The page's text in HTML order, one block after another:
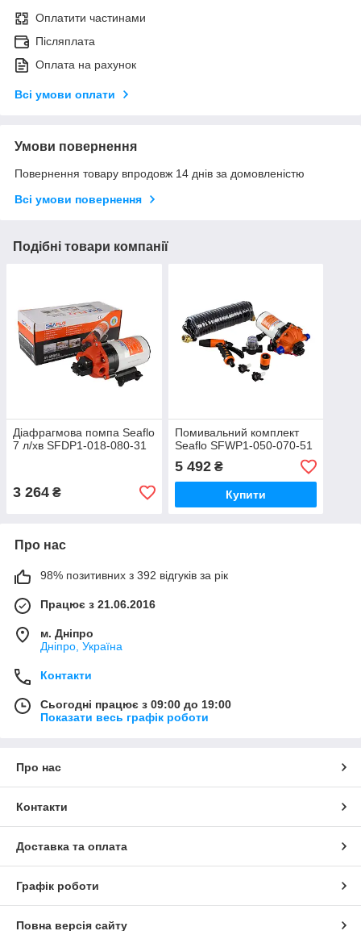
Оплатити частинами
Післяплата
Оплата на рахунок
Всі умови оплати
Умови повернення
Повернення товару впродовж 14 днів за домовленістю
Всі умови повернення
Подібні товари компанії
Діафрагмова помпа Seaflo
7 л/хв SFDP1-018-080-31
3 264 ₴
Помивальний комплект
Seaflo SFWP1-050-070-51
5 492₴
Купити
Про нас
98% позитивних з 392 відгуків за рік
Працює з 21.06.2016
м. Дніпро
Дніпро, Україна
Контакти
Сьогодні працює з 09:00 до 19:00
Показати весь графік роботи
Про нас
Контакти
Доставка та оплата
Графік роботи
Повна версія сайту